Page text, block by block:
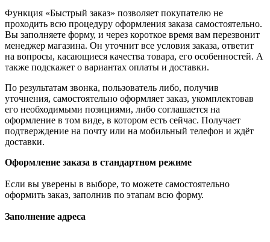
Функция «Быстрый заказ» позволяет покупателю не
проходить всю процедуру оформления заказа самостоятельно.
Вы заполняете форму, и через короткое время вам перезвонит
менеджер магазина. Он уточнит все условия заказа, ответит
на вопросы, касающиеся качества товара, его особенностей. А
также подскажет о вариантах оплаты и доставки.
По результатам звонка, пользователь либо, получив
уточнения, самостоятельно оформляет заказ, укомплектовав
его необходимыми позициями, либо соглашается на
оформление в том виде, в котором есть сейчас. Получает
подтверждение на почту или на мобильный телефон и ждёт
доставки.
Оформление заказа в стандартном режиме
Если вы уверены в выборе, то можете самостоятельно
оформить заказ, заполнив по этапам всю форму.
Заполнение адреса